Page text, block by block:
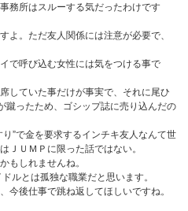
務所はスルーする気だったわけです
よ。ただ友人関係には注意が必要で、
で呼び込む女性には気をつける事で
していた事だけが事実で、それに尾ひ
蹴ったため、ゴシップ誌に売り込んだの
り”で金を要求するインチキ友人なんて世
ＪＵＭＰに限った話ではない。
もしれませんね。
ルとは孤独な職業だと思います。
今後仕事で跳ね返してほしいですね。